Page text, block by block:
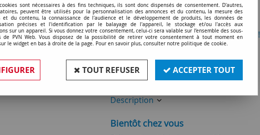
Embase din chassis 7b (775043)
Soyez le premier à donner votre avis !
2,90€TTC
Réf. :OR775043
Description
Bientôt chez vous
sont nécessaires à des fins techniques, ils sont donc dispensés de consentement. D'autres,
peuvent être utilisés pour la personnalisation des annonces et du contenu, la mesure des
et du contenu, la connaissance de l'audience et le développement de produits, les données de
précises et l'identification par le balayage de l'appareil, le stockage et/ou l'accès aux
sur un appareil. Si vous donnez votre consentement, celui-ci sera valable sur l’ensemble des sous-
de PVN Web. Vous disposez de la possibilité de retirer votre consentement à tout moment en
le widget en bas à droite de la page. Pour en savoir plus, consulter notre politique de cookie.
TOUT REFUSER ACCEPTER TOUT